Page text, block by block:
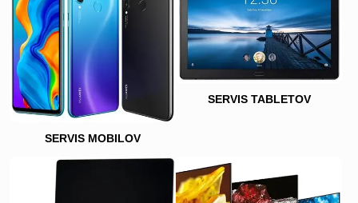
SERVIS MOBILOV
SERVIS TABLETOV